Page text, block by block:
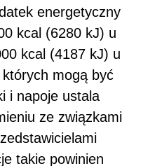
energetyczny
kcal (6280 kJ) u
kcal (4187 kJ) u
mogą być
i napoje ustala
ze związkami
takie powinien